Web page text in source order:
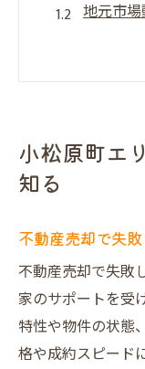
地元市
だんら
満足度が高
だんらん
売却実
大阪の不
安心の
不動産
小松原町エ
知る
不動産売却で失
不動産売却で失敗
家のサポートを受
特性や物件の状態
格や成約スピード